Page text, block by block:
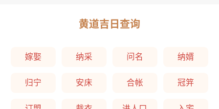
黄道吉日查询
嫁娶 纳采 问名 纳婿
归宁 安床 合帐 冠笄